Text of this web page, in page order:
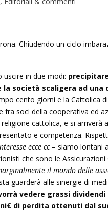
uscire in due modi:
la società scaligera ad una
cento giorni e la Cattolica
soci della cooperativa ed
cattolica, e si arriverà
e competenza.
ecce cc– siamo lontani
che sono le Assicurazioni
il mondo delle
guarderà alle sinergie di
vedere grassi dividendi
di perdita ottenuti dal